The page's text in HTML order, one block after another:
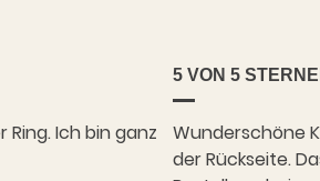
Ring. Ich bin ganz
5 VON 5
Wunderschöne
der Rückseite.